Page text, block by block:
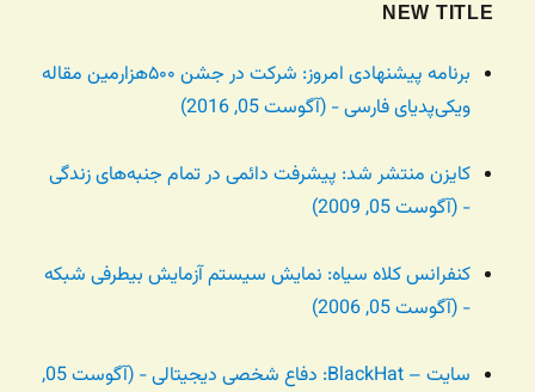
NEW TITLE
برنامه پیشنهادی امروز: شرکت در جشن ۵۰۰هزارمین مقاله
ویکی‌پدیای فارسی - (آگوست 05, 2016)
کایزن منتشر شد: پیشرفت دائمی در تمام جنبه‌های زندگی
- (آگوست 05, 2009)
کنفرانس کلاه سیاه:‌ نمایش سیستم آزمایش بیطرفی شبکه
- (آگوست 05, 2006)
سایت – BlackHat: دفاع شخصی دیجیتالی - (آگوست 05,